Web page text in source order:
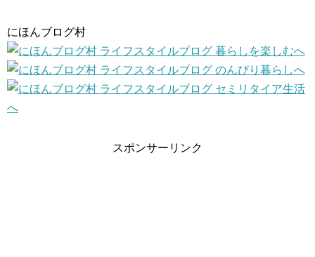
にほんブログ村
スポンサーリンク